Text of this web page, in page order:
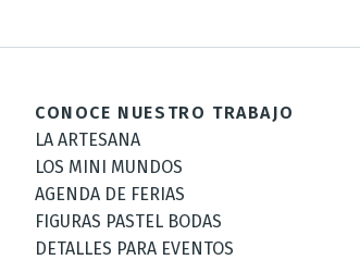
CONOCE NUESTRO TRABAJO
LA ARTESANA
LOS MINI MUNDOS
AGENDA DE FERIAS
FIGURAS PASTEL BODAS
DETALLES PARA EVENTOS